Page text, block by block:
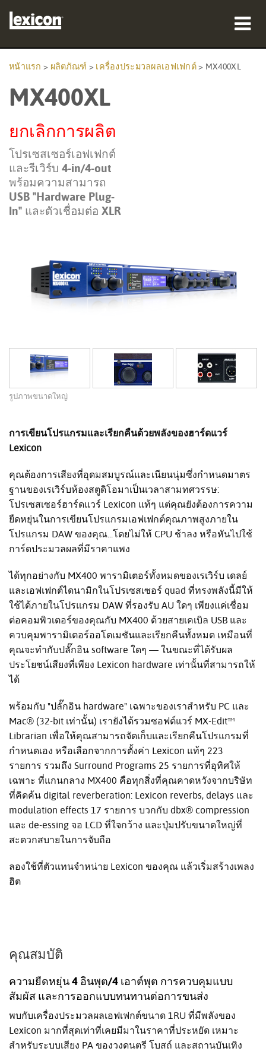
ผลิตภัณฑ์
ที่ซื้อสินค้า
การฝึกอบรม
การสนับสนุน
ภาษา/ภูมิภาค
หน้าแรก > ผลิตภัณฑ์ > เครื่องประมวลผลเอฟเฟกต์> MX400XL
MX400XL
ยกเลิกการผลิต
โปรเซสเซอร์เอฟเฟกต์
และรีเวิร์บ 4-in/4-out
พร้อมความสามารถ
USB "Hardware Plug-
In" และตัวเชื่อมต่อ XLR
รูปภาพขนาดใหญ่
การเขียนโปรแกรมและเรียกคืนด้วยพลังของฮาร์ดแวร์
Lexicon
คุณต้องการเสียงที่อุดมสมบูรณ์และเนียนนุ่มซึ่งกำหนดมาตร
ฐานของเรเวิร์บห้องสตูดิโอมาเป็นเวลาสามทศวรรษ:
โปรเซสเซอร์ฮาร์ดแวร์ Lexicon แท้ๆ แต่คุณยังต้องการความ
ยืดหยุ่นในการเขียนโปรแกรมเอฟเฟกต์คุณภาพสูงภายใน
โปรแกรม DAW ของคุณ...โดยไม่ให้ CPU ช้าลง หรือหันไปใช้
การ์ดประมวลผลที่มีราคาแพง
ได้ทุกอย่างกับ MX400 พารามิเตอร์ทั้งหมดของเรเวิร์บ เดลย์
และเอฟเฟกต์ไดนามิกในโปรเซสเซอร์ quad ที่ทรงพลังนี้มีให้
ใช้ได้ภายในโปรแกรม DAW ที่รองรับ AU ใดๆ เพียงแค่เชื่อม
ต่อคอมพิวเตอร์ของคุณกับ MX400 ด้วยสายเคเบิล USB และ
ควบคุมพารามิเตอร์ออโตเมชันและเรียกคืนทั้งหมด เหมือนที่
คุณจะทำกับปลั๊กอิน software ใดๆ — ในขณะที่ได้รับผล
ประโยชน์เสียงที่เพียง Lexicon hardware เท่านั้นที่สามารถให้
ได้
พร้อมกับ "ปลั๊กอิน hardware" เฉพาะของเราสำหรับ PC และ
Mac® (32-bit เท่านั้น) เรายังได้รวมซอฟต์แวร์ MX-Edit™
Librarian เพื่อให้คุณสามารถจัดเก็บและเรียกคืนโปรแกรมที่
กำหนดเอง หรือเลือกจากการตั้งค่า Lexicon แท้ๆ 223
รายการ รวมถึง Surround Programs 25 รายการที่อุทิศให้
เฉพาะ ที่แกนกลาง MX400 คือทุกสิ่งที่คุณคาดหวังจากบริษัท
ที่คิดค้น digital reverberation: Lexicon reverbs, delays และ
modulation effects 17 รายการ บวกกับ dbx® compression
และ de-essing จอ LCD ที่ใจกว้าง และปุ่มปรับขนาดใหญ่ที่
สะดวกสบายในการจับถือ
ลองใช้ที่ตัวแทนจำหน่าย Lexicon ของคุณ แล้วเริ่มสร้างเพลง
ฮิต
คุณสมบัติ
ความยืดหยุ่น 4 อินพุต/4 เอาต์พุต การควบคุมแบบ
สัมผัส และการออกแบบทนทานต่อการขนส่ง
พบกับเครื่องประมวลผลเอฟเฟกต์ขนาด 1RU ที่มีพลังของ
Lexicon มากที่สุดเท่าที่เคยมีมาในราคาที่ประหยัด เหมาะ
สำหรับระบบเสียง PA ของวงดนตรี โบสถ์ และสถานบันเทิง